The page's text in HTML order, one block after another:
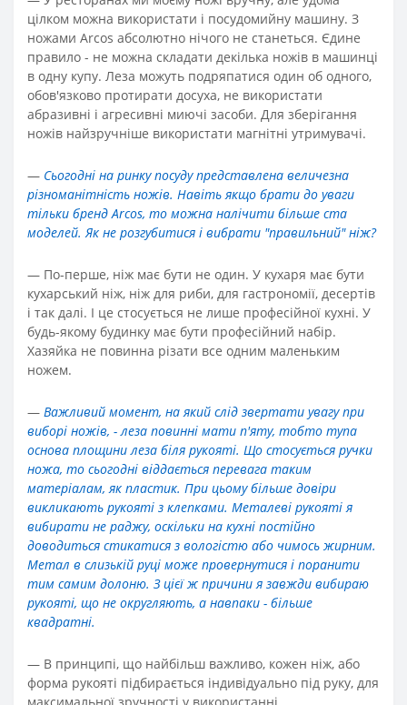
цілком можна використати і посудомийну машину. З
ножами Arcos абсолютно нічого не станеться. Єдине
правило - не можна складати декілька ножів в машинці
в одну купу. Леза можуть подряпатися один об одного,
обов'язково протирати досуха, не використати
абразивні і агресивні миючі засоби. Для зберігання
ножів найзручніше використати магнітні утримувачі.
— Сьогодні на ринку посуду представлена величезна
різноманітність ножів. Навіть якщо брати до уваги
тільки бренд Arcos, то можна налічити більше ста
моделей. Як не розгубитися і вибрати "правильний" ніж?
— По-перше, ніж має бути не один. У кухаря має бути
кухарський ніж, ніж для риби, для гастрономії, десертів
і так далі. І це стосується не лише професійної кухні. У
будь-якому будинку має бути професійний набір.
Хазяйка не повинна різати все одним маленьким
ножем.
— Важливий момент, на який слід звертати увагу при
виборі ножів, - леза повинні мати п'яту, тобто тупа
основа площини леза біля рукояті. Що стосується ручки
ножа, то сьогодні віддається перевага таким
матеріалам, як пластик. При цьому більше довіри
викликають рукояті з клепками. Металеві рукояті я
вибирати не раджу, оскільки на кухні постійно
доводиться стикатися з вологістю або чимось жирним.
Метал в слизькій руці може провернутися і поранити
тим самим долоню. З цієї ж причини я завжди вибираю
рукояті, що не округляють, а навпаки - більше
квадратні.
— В принципі, що найбільш важливо, кожен ніж, або
форма рукояті підбирається індивідуально під руку, для